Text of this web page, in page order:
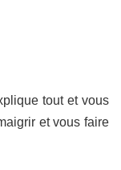
tout et vous
et vous faire